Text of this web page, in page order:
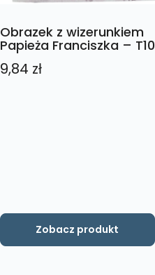
Obrazek z wizerunkiem
Papieża Franciszka – T10
9,84 zł
Zobacz produkt